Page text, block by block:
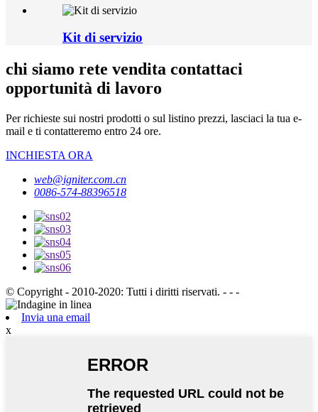
Kit di servizio
chi siamo rete vendita contattaci
opportunità di lavoro
Per richieste sui nostri prodotti o sul listino prezzi, lasciaci la tua e-
mail e ti contatteremo entro 24 ore.
INCHIESTA ORA
web@igniter.com.cn
0086-574-88396518
© Copyright - 2010-2020: Tutti i diritti riservati. - - -
Invia una email
x